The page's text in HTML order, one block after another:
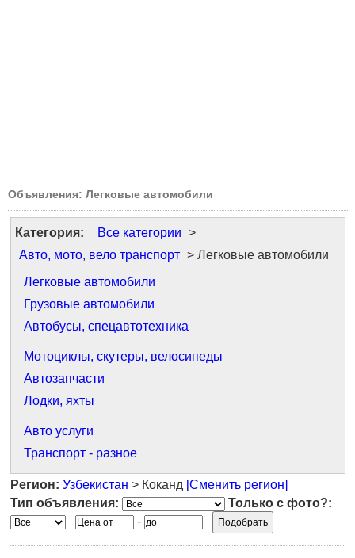
Объявления: Легковые автомобили
Категория: Все категории >
Авто, мото, вело транспорт > Легковые автомобили
Легковые автомобили
Грузовые автомобили
Автобусы, спецавтотехника
Мотоциклы, скутеры, велосипеды
Автозапчасти
Лодки, яхты
Авто услуги
Транспорт - разное
Регион: Узбекистан > Коканд [Сменить регион]
Тип объявления:
Только с фото?:
-